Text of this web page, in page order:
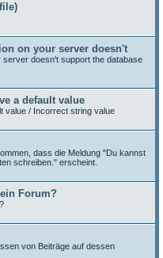
on your server doesn't
server doesn't support the database
a default value
value / Incorrect string value
dass die Meldung "Du kannst
schreiben." erscheint.
Forum?
von Beiträge auf dessen